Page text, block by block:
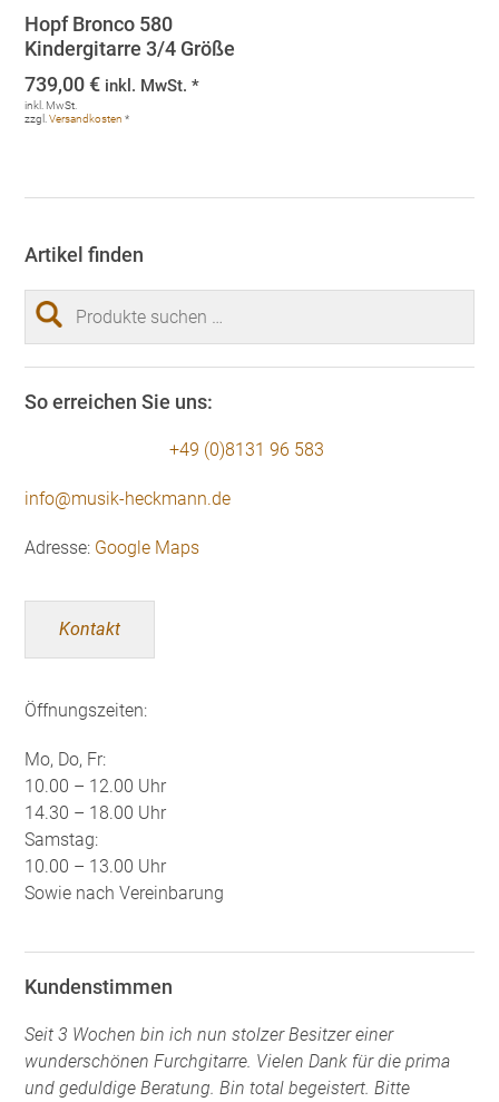
Hopf Bronco 580
Kindergitarre 3/4 Größe
739,00€ inkl. MwSt. *
inkl. MwSt.
zzgl.Versandkosten *
Artikel finden
Suchen
nach:
So erreichen Sie uns:
+49 (0)8131 96 583
info@musik-heckmann.de
Adresse: Google Maps
Kontakt
Öffnungszeiten:
Mo, Do, Fr:
10.00 – 12.00 Uhr
14.30 – 18.00 Uhr
Samstag:
10.00 – 13.00 Uhr
Sowie nach Vereinbarung
Kundenstimmen
Seit 3 Wochen bin ich nun stolzer Besitzer einer
wunderschönen Furchgitarre. Vielen Dank für die prima
und geduldige Beratung. Bin total begeistert. Bitte